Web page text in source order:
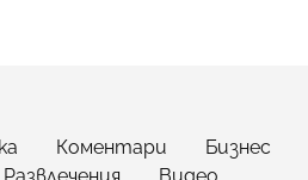
Коментари
Бизнес